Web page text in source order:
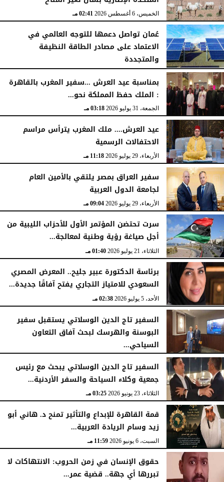
الخميس، 6 أغسطس 2026 02:41 مـ
عُمان تواصل دعمها للتوجه العالمي في
الاعتماد على مصادر الطاقة النظيفة
والمتجددة
الخميس، 6 أغسطس 2026
بمناسبة عيد العرش ...سفير المغرب بالقاهرة
: الملك حفظ المملكة نحو...
الجمعة، 31 يوليو 2026 03:18 مـ
عيد العرش.... ملك المغرب يترأس مراسم
الاحتفالات الرسمية
الأربعاء، 29 يوليو 2026 11:18 مـ
سفير العراق بمصر يلتقي بالأمين العام
لجامعة الدول العربية
الأربعاء، 29 يوليو 2026 09:04 مـ
سرت تحتضن المؤتمر الأول للأحزاب الليبية من
أجل صياغة رؤية وطنية لمعالجة...
الثلاثاء، 21 يوليو 2026 01:40 مـ
برئاسة الدكتورة عبير جليح.. المعرض المصري
السعودي للامتياز التجاري يفتح آفاقًا جديدة...
الأحد، 5 يوليو 2026 02:38 مـ
السفير تاج الدين الوسلاتي يستقبل سفير
البوسنة والهرسك لبحث آفاق التعاون
السياحي...
الثلاثاء، 23 يونيو 2026 03:33 مـ
السفير تاج الدين الوسلاتي يبحث مع رئيس
جمعية وكلاء السياحة والسفر الأردنية...
الثلاثاء، 23 يونيو 2026 03:25 مـ
قمة القاهرة للإبداع والتأثير تمنح د. هاني أبو
زيد وسام الريادة العربية...
السبت، 6 يونيو 2026 11:59 مـ
حقوق الإنسان في زمن الحروب: الانتهاكات لا
تبررها أي جهة.. قضية عمر...